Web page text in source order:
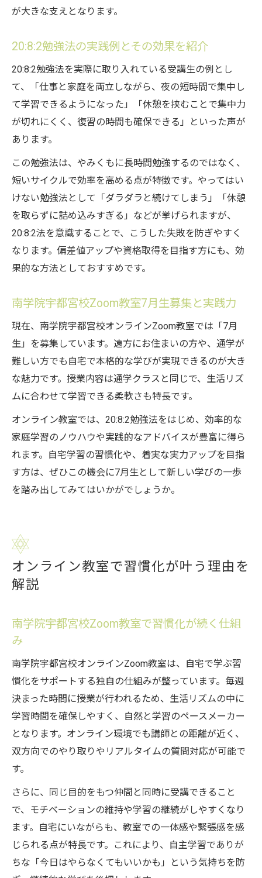
が大きな支えとなります。
20:8:2勉強法の実践例とその効果を紹介
20:8:2勉強法を実際に取り入れている受講生の例とし
て、「仕事と家庭を両立しながら、夜の短時間で集中し
て学習できるようになった」「休憩を挟むことで集中力
が切れにくく、復習の時間も確保できる」といった声が
あります。
この勉強法は、やみくもに長時間勉強するのではなく、
短いサイクルで効率を高める点が特徴です。やってはい
けない勉強法として「ダラダラと続けてしまう」「休憩
を取らずに詰め込みすぎる」などが挙げられますが、
20:8:2法を意識することで、こうした失敗を防ぎやすく
なります。偏差値アップや資格取得を目指す方にも、効
果的な方法としておすすめです。
南学院宇都宮校Zoom教室7月生募集と実践力
現在、南学院宇都宮校オンラインZoom教室では「7月
生」を募集しています。遠方にお住まいの方や、通学が
難しい方でも自宅で本格的な学びが実現できるのが大き
な魅力です。授業内容は通学クラスと同じで、生活リズ
ムに合わせて学習できる柔軟さも特長です。
オンライン教室では、20:8:2勉強法をはじめ、効率的な
家庭学習のノウハウや実践的なアドバイスが豊富に得ら
れます。自宅学習の習慣化や、着実な実力アップを目指
す方は、ぜひこの機会に7月生として新しい学びの一歩
を踏み出してみてはいかがでしょうか。
オンライン教室で習慣化が叶う理由を
解説
南学院宇都宮校Zoom教室で習慣化が続く仕組
み
南学院宇都宮校オンラインZoom教室は、自宅で学ぶ習
慣化をサポートする独自の仕組みが整っています。毎週
決まった時間に授業が行われるため、生活リズムの中に
学習時間を確保しやすく、自然と学習のペースメーカー
となります。オンライン環境でも講師との距離が近く、
双方向でのやり取りやリアルタイムの質問対応が可能で
す。
さらに、同じ目的をもつ仲間と同時に受講できること
で、モチベーションの維持や学習の継続がしやすくなり
ます。自宅にいながらも、教室での一体感や緊張感を感
じられる点が特長です。これにより、自主学習でありが
ちな「今日はやらなくてもいいかも」という気持ちを防